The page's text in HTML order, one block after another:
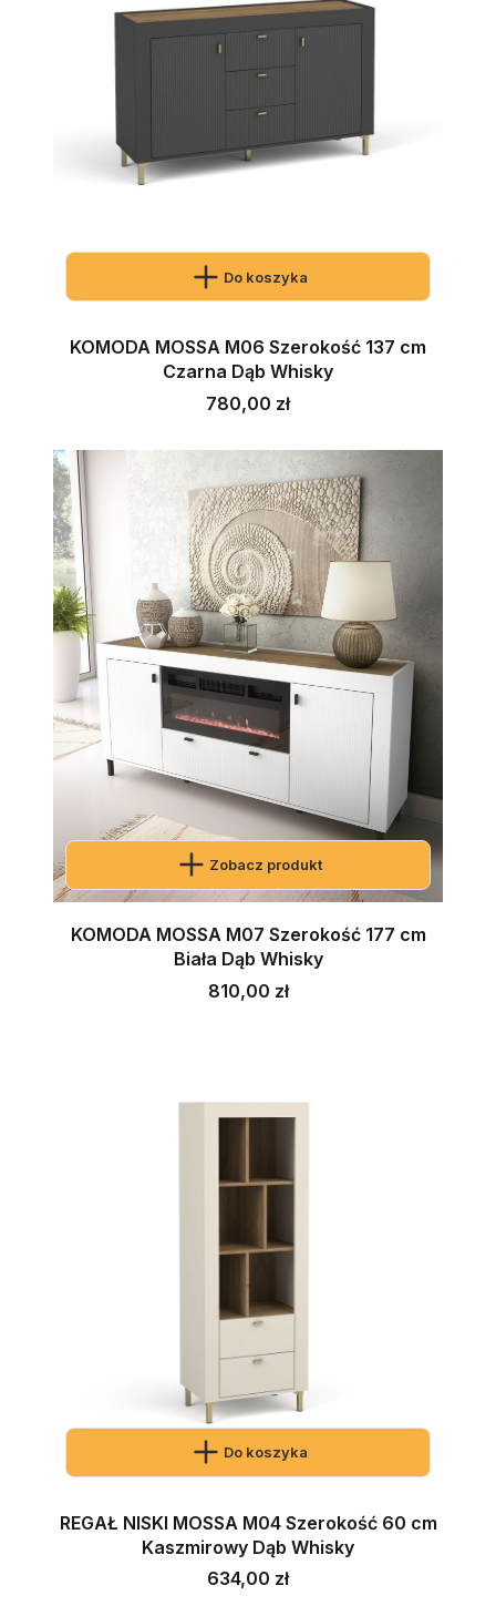
Do koszyka
KOMODA MOSSA M06 Szerokość 137 cm
Czarna Dąb Whisky
Cena
780,00 zł
Zobacz produkt
KOMODA MOSSA M07 Szerokość 177 cm
Biała Dąb Whisky
Cena
810,00 zł
Do koszyka
REGAŁ NISKI MOSSA M04 Szerokość 60 cm
Kaszmirowy Dąb Whisky
Cena
634,00 zł